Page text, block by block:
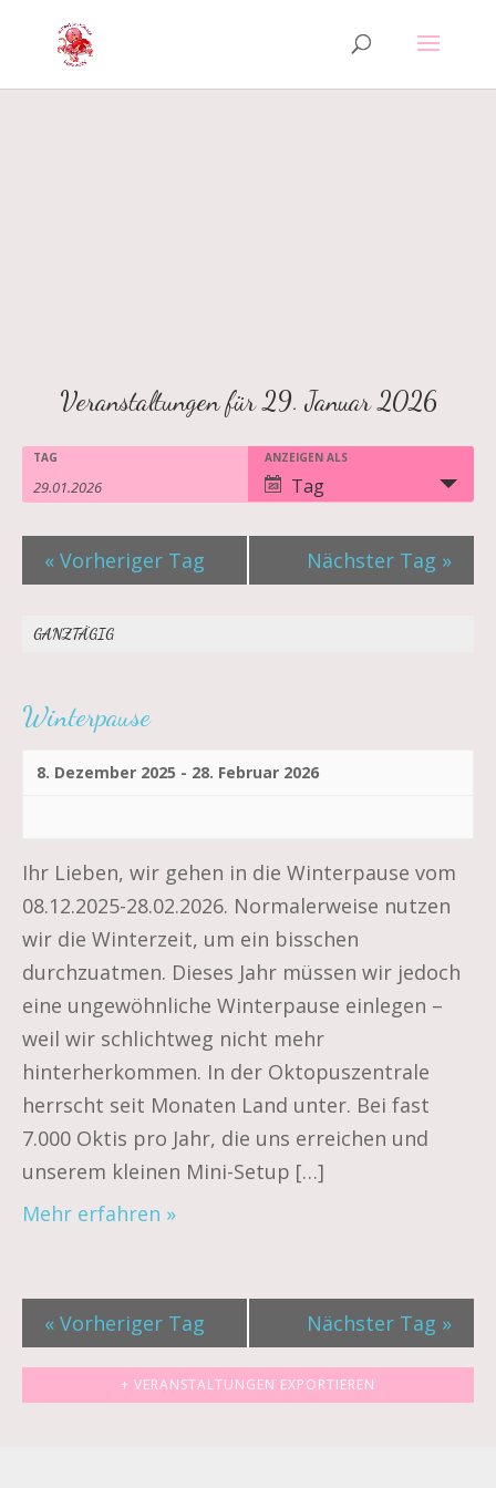
Veranstaltungen für 29. Januar 2026
Veranstaltungen
Such-
und
Veranstaltungen
Suche
TAG
Veranstaltung
ANZEIGEN ALS
Tag
« Vorheriger Tag Nächster Tag »
GANZTÄGIG
Winterpause
8. Dezember 2025 - 28. Februar 2026
Ihr Lieben, wir gehen in die Winterpause vom
08.12.2025-28.02.2026. Normalerweise nutzen
wir die Winterzeit, um ein bisschen
durchzuatmen. Dieses Jahr müssen wir jedoch
eine ungewöhnliche Winterpause einlegen –
weil wir schlichtweg nicht mehr
hinterherkommen. In der Oktopuszentrale
herrscht seit Monaten Land unter. Bei fast
7.000 Oktis pro Jahr, die uns erreichen und
unserem kleinen Mini-Setup […]
Mehr erfahren »
« Vorheriger Tag Nächster Tag »
+ VERANSTALTUNGEN EXPORTIEREN